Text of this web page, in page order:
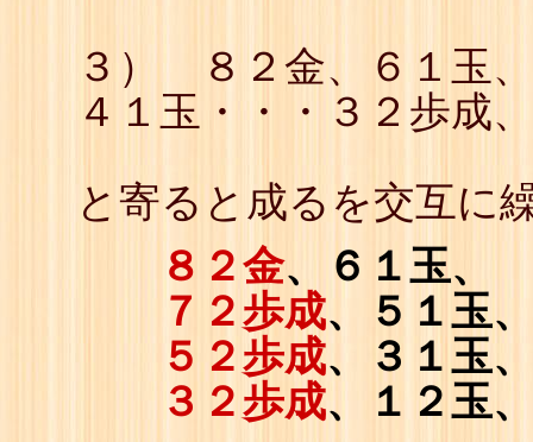
３） ８２金、６１玉
４１玉・・・３２歩成
と寄ると成るを交互に
８２金、６１玉、
７２歩成、５１玉、
５２歩成、３１玉、
３２歩成、１２玉、